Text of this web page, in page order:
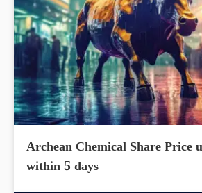
Archean Chemical Share Price
within 5 days